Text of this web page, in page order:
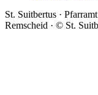
St. Suitbertus ·
Remscheid · © St.